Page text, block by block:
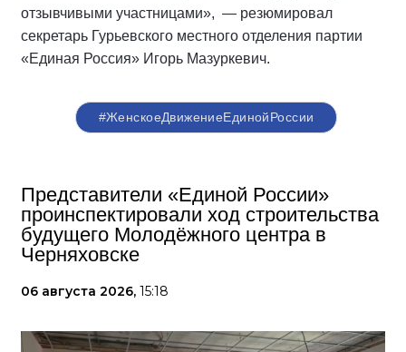
отзывчивыми участницами», — резюмировал
секретарь Гурьевского местного отделения партии
«Единая Россия» Игорь Мазуркевич.
#ЖенскоеДвижениеЕдинойРоссии
Представители «Единой России»
проинспектировали ход строительства
будущего Молодёжного центра в
Черняховске
06 августа 2026, 15:18